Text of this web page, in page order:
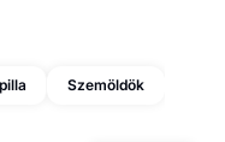
Szemöldök